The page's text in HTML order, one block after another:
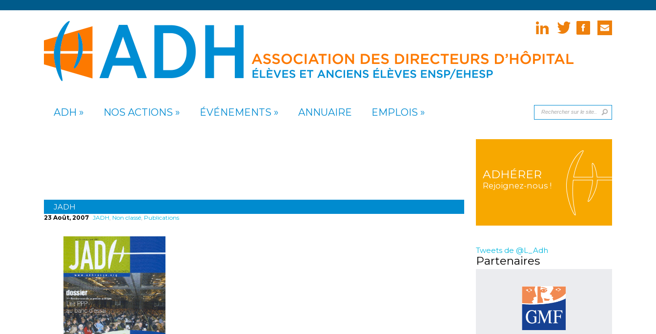
ADH NOS ACTIONS ÉVÉNEMENTS ANNUAIRE EMPLOIS
JADH
23 Août, 2007 JADH, Non classé, Publications
ADHÉRER
Rejoignez-nous !
Tweets de @L_Adh
Partenaires